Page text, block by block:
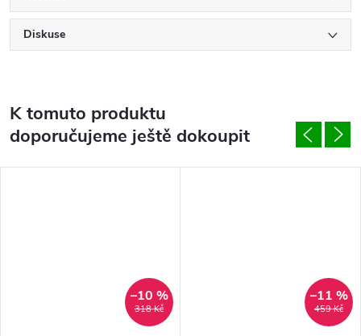
Diskuse
K tomuto produktu
doporučujeme ještě dokoupit
318 Kč
–10 %
459 Kč
–11 %